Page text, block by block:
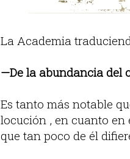
La Academia
—De la abundancia del
Es tanto más notable
locución , en cuanto en
que tan poco de él